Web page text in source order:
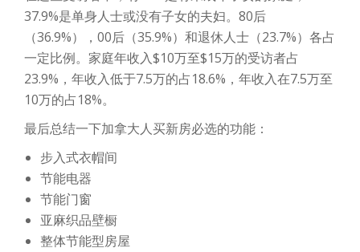
37.9%是单身人士或没有子女的夫妇。80后
（36.9%），00后（35.9%）和退休人士（23.7%）各占
一定比例。家庭年收入$10万至$15万的受访者占
23.9%，年收入低于7.5万的占18.6%，年收入在7.5万至
10万的占18%。
最后总结一下加拿大人买新房必选的功能：
步入式衣帽间
节能电器
节能门窗
亚麻织品壁橱
整体节能型房屋